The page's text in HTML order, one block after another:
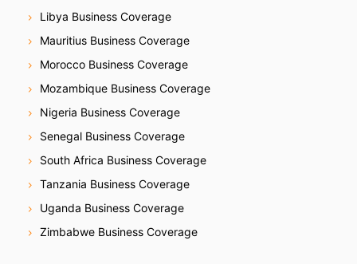
Libya Business Coverage
Mauritius Business Coverage
Morocco Business Coverage
Mozambique Business Coverage
Nigeria Business Coverage
Senegal Business Coverage
South Africa Business Coverage
Tanzania Business Coverage
Uganda Business Coverage
Zimbabwe Business Coverage